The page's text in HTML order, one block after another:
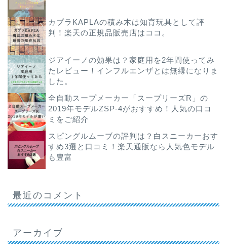
カプラKAPLAの積み木は知育玩具として評
判！楽天の正規品販売店はココ。
ジアイーノの効果は？家庭用を2年間使ってみ
たレビュー！インフルエンザとは無縁になりま
した。
全自動スープメーカー「スープリーズR」の
2019年モデルZSP-4がおすすめ！人気の口コ
ミをご紹介
スピングルムーブの評判は？白スニーカーおす
すめ3選と口コミ！楽天通販なら人気色モデル
も豊富
最近のコメント
アーカイブ